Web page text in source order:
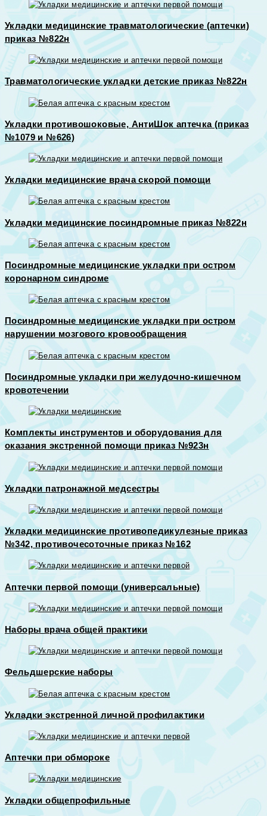
Укладки медицинские травматологические (аптечки)
приказ №822н
Травматологические укладки детские приказ №822н
Укладки противошоковые, АнтиШок аптечка (приказ
№1079 и №626)
Укладки медицинские врача скорой помощи
Укладки медицинские посиндромные приказ №822н
Посиндромные медицинские укладки при остром
коронарном синдроме
Посиндромные медицинские укладки при остром
нарушении мозгового кровообращения
Посиндромные укладки при желудочно-кишечном
кровотечении
Комплекты инструментов и оборудования для
оказания экстренной помощи приказ №923н
Укладки патронажной медсестры
Укладки медицинские противопедикулезные приказ
№342, противочесоточные приказ №162
Аптечки первой помощи (универсальные)
Наборы врача общей практики
Фельдшерские наборы
Укладки экстренной личной профилактики
Аптечки при обмороке
Укладки общепрофильные